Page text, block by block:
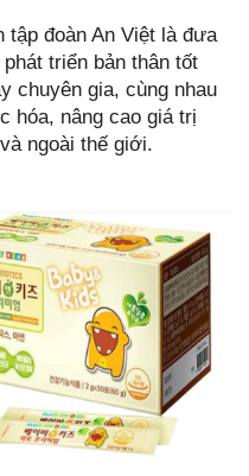
tập đoàn An Việt là đưa
triển bản thân tốt
chuyên gia, cùng nhau
hóa, nâng cao giá trị
ngoài thế giới.